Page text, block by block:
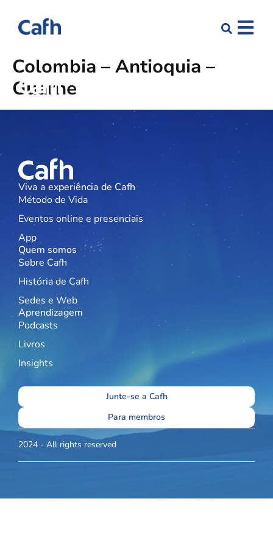
Colombia – Antioquia –
Guarne
Viva a experiência de Cafh
Método de Vida
Eventos online e presenciais
App
Quem somos
Sobre Cafh
História de Cafh
Sedes e Web
Aprendizagem
Podcasts
Livros
Insights
Junte-se a Cafh
Para membros
2024 - All rights reserved